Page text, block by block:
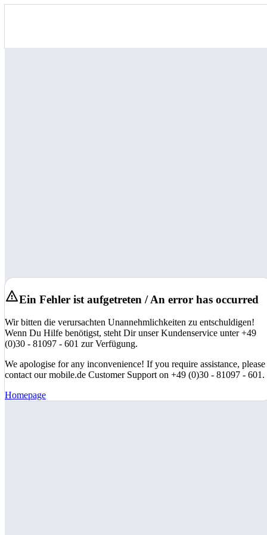
Ein Fehler ist aufgetreten / An error has occurred
Wir bitten die verursachten Unannehmlichkeiten zu entschuldigen!
Wenn Du Hilfe benötigst, steht Dir unser Kundenservice unter +49
(0)30 - 81097 - 601 zur Verfügung.
We apologise for any inconvenience! If you require assistance, please
contact our mobile.de Customer Support on +49 (0)30 - 81097 - 601.
Homepage